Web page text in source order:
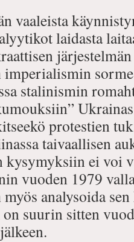
vaaleista
laidasta
stalinismin
protestien
taivaallisen
kysymyksiin ei voi
vuoden 1979
analysoida
suurin sitten